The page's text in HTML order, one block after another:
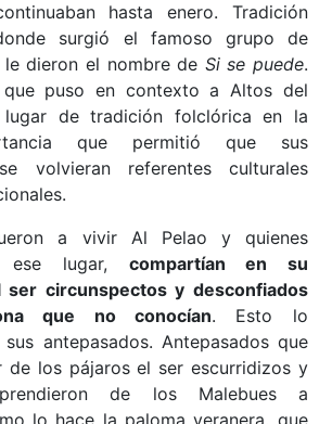
hasta enero. Tradición
surgió el famoso grupo de
dieron el nombre de Si se puede.
que puso en contexto a Altos del
lugar de tradición folclórica en la
que permitió que sus
volvieran referentes culturales
a vivir Al Pelao y quienes
ese lugar, compartían en su
ser circunspectos y desconfiados
que no conocían. Esto lo
antepasados. Antepasados que
de los pájaros el ser escurridizos y
de los Malebues a